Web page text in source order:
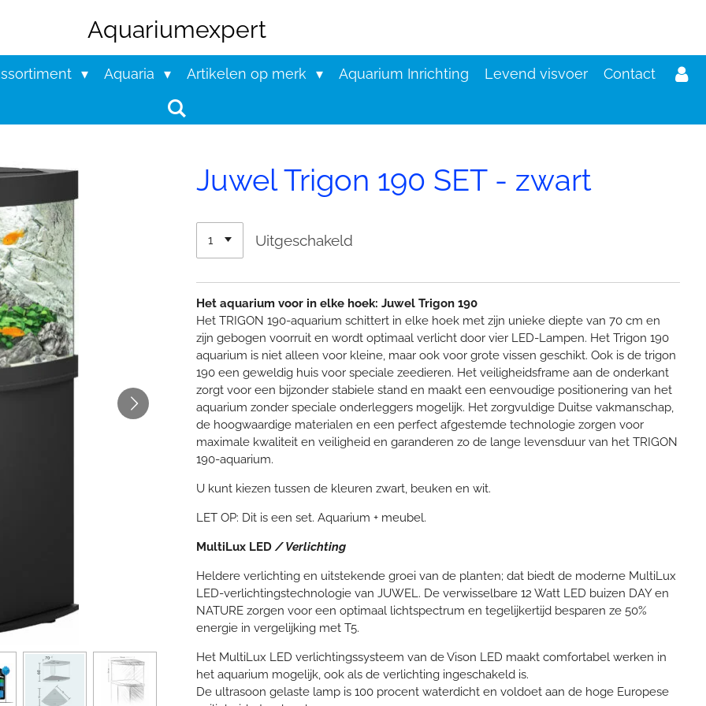
Aquariumexpert
Aquaria Artikelen op merk Aquarium Inrichting Levend visvoer Contact
Juwel Trigon 190 SET - zwart
Uitgeschakeld
Het aquarium voor in elke hoek: Juwel Trigon 190
Het TRIGON 190-aquarium schittert in elke hoek met zijn unieke diepte van 70 cm en
zijn gebogen voorruit en wordt optimaal verlicht door vier LED-Lampen. Het Trigon 190
aquarium is niet alleen voor kleine, maar ook voor grote vissen geschikt. Ook is de trigon
190 een geweldig huis voor speciale zeedieren. Het veiligheidsframe aan de onderkant
zorgt voor een bijzonder stabiele stand en maakt een eenvoudige positionering van het
aquarium zonder speciale onderleggers mogelijk. Het zorgvuldige Duitse vakmanschap,
de hoogwaardige materialen en een perfect afgestemde technologie zorgen voor
maximale kwaliteit en veiligheid en garanderen zo de lange levensduur van het TRIGON
190-aquarium.
U kunt kiezen tussen de kleuren zwart, beuken en wit.
LET OP: Dit is een set. Aquarium + meubel.
MultiLux LED / Verlichting
Heldere verlichting en uitstekende groei van de planten; dat biedt de moderne MultiLux
LED-verlichtingstechnologie van JUWEL. De verwisselbare 12 Watt LED buizen DAY en
NATURE zorgen voor een optimaal lichtspectrum en tegelijkertijd besparen ze 50%
energie in vergelijking met T5.
Het MultiLux LED verlichtingssysteem van de Vison LED maakt comfortabel werken in
het aquarium mogelijk, ook als de verlichting ingeschakeld is.
De ultrasoon gelaste lamp is 100 procent waterdicht en voldoet aan de hoge Europese